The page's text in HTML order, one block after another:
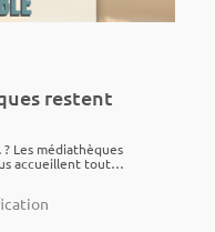
restent
Les média­thèques
accueillent tout